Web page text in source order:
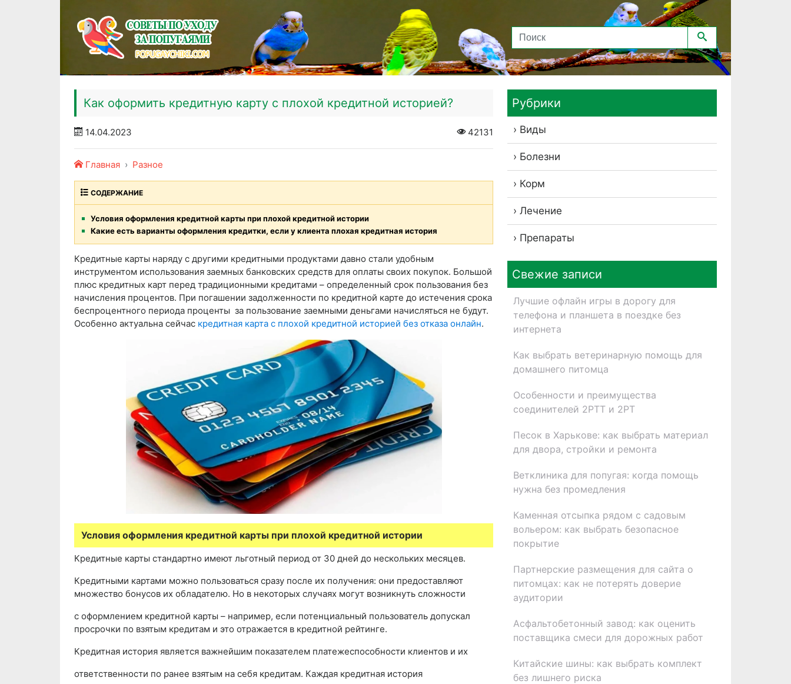
Как оформить кредитную карту с плохой кредитной историей?
14.04.2023 42131
Главная Разное
СОДЕРЖАНИЕ
Условия оформления кредитной карты при плохой кредитной истории
Какие есть варианты оформления кредитки, если у клиента плохая кредитная история
Кредитные карты наряду с другими кредитными продуктами давно стали удобным
инструментом использования заемных банковских средств для оплаты своих покупок. Большой
плюс кредитных карт перед традиционными кредитами – определенный срок пользования без
начисления процентов. При погашении задолженности по кредитной карте до истечения срока
беспроцентного периода проценты за пользование заемными деньгами начисляться не будут.
Особенно актуальна сейчас кредитная карта с плохой кредитной историей без отказа онлайн.
Условия оформления кредитной карты при плохой кредитной истории
Кредитные карты стандартно имеют льготный период от 30 дней до нескольких месяцев.
Кредитными картами можно пользоваться сразу после их получения: они предоставляют
множество бонусов их обладателю. Но в некоторых случаях могут возникнуть сложности
с оформлением кредитной карты – например, если потенциальный пользователь допускал
просрочки по взятым кредитам и это отражается в кредитной рейтинге.
Кредитная история является важнейшим показателем платежеспособности клиентов и их
ответственности по ранее взятым на себя кредитам. Каждая кредитная история
Рубрики
Виды
Болезни
Корм
Лечение
Препараты
Свежие записи
Лучшие офлайн игры в дорогу для
телефона и планшета в поездке без
интернета
Как выбрать ветеринарную помощь для
домашнего питомца
Особенности и преимущества
соединителей 2РТТ и 2РТ
Песок в Харькове: как выбрать материал
для двора, стройки и ремонта
Ветклиника для попугая: когда помощь
нужна без промедления
Каменная отсыпка рядом с садовым
вольером: как выбрать безопасное
покрытие
Партнерские размещения для сайта о
питомцах: как не потерять доверие
аудитории
Асфальтобетонный завод: как оценить
поставщика смеси для дорожных работ
Китайские шины: как выбрать комплект
без лишнего риска